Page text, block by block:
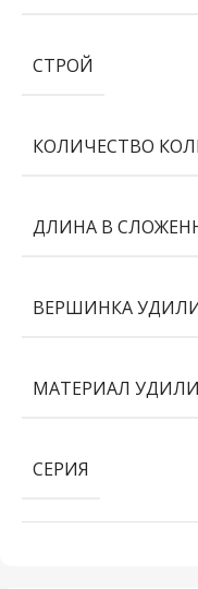
СТРОЙ
КОЛИЧЕСТВО
ДЛИНА В
ВЕРШИНКА
МАТЕРИАЛ
СЕРИЯ